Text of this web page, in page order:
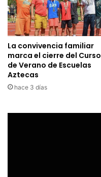
La convivencia familiar
marca el cierre del Curso
de Verano de Escuelas
Aztecas
hace 3 días